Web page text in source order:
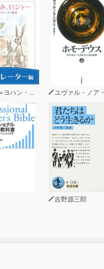
ン・エリーン ユヴァル・ノア・ハラリ
吉野源三郎